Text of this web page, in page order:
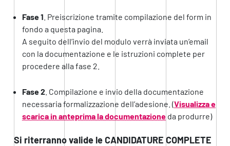
Fase 1 . Preiscrizione tramite compilazione del form in
fondo a questa pagina.
A seguito dell’invio del modulo verrà inviata un’email
con la documentazione e le istruzioni complete per
procedere alla fase 2.
Fase 2 . Compilazione e invio della documentazione
necessaria formalizzazione dell’adesione. (Visualizza e
scarica in anteprima la documentazione da produrre)
Si riterranno valide le CANDIDATURE COMPLETE